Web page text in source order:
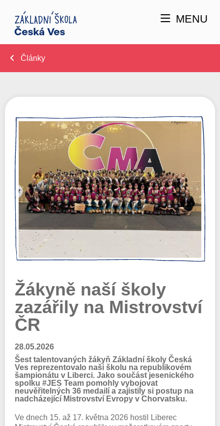
MENU
Články
Žákyně naší školy
zazářily na Mistrovství
ČR
28.05.2026
Šest talentovaných žákyň Základní školy Česká
Ves reprezentovalo naši školu na republikovém
šampionátu v Liberci. Jako součást jesenického
spolku #JES Team pomohly vybojovat
neuvěřitelných 36 medailí a zajistily si postup na
nadcházející Mistrovství Evropy v Chorvatsku.
Ve dnech 15. až 17. května 2026 hostil Liberec